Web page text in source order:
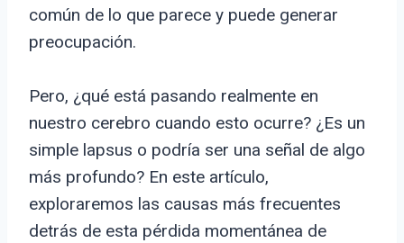
común de lo que parece y puede generar
preocupación.
Pero, ¿qué está pasando realmente en
nuestro cerebro cuando esto ocurre? ¿Es un
simple lapsus o podría ser una señal de algo
más profundo? En este artículo,
exploraremos las causas más frecuentes
detrás de esta pérdida momentánea de